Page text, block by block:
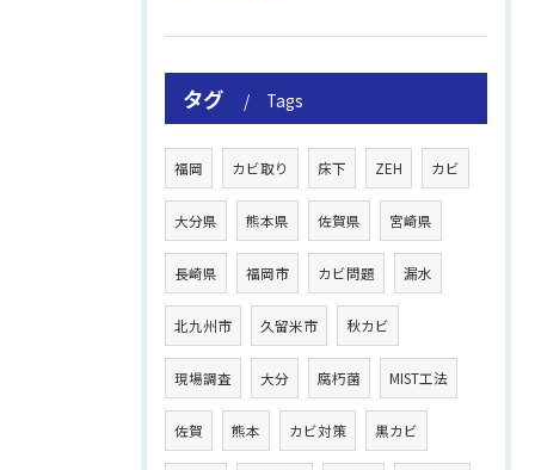
タグ Tags
福岡 カビ取り 床下 ZEH カビ
大分県 熊本県 佐賀県 宮崎県
長崎県 福岡市 カビ問題 漏水
北九州市 久留米市 秋カビ
現場調査 大分 腐朽菌 MIST工法
佐賀 熊本 カビ対策 黒カビ